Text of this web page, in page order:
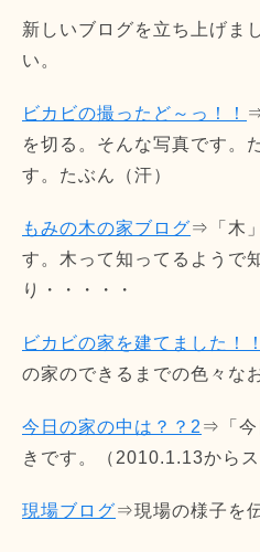
新しいブログを立ち上げま
い。
ビカビの撮ったど～っ！！
を切る。そんな写真です。
す。たぶん（汗）
もみの木の家ブログ⇒「木
す。木って知ってるようで
り・・・・・
ビカビの家を建てました！！
の家のできるまでの色々な
今日の家の中は？？2 ⇒「今
きです。（2010.1.13から
現場ブログ⇒現場の様子を